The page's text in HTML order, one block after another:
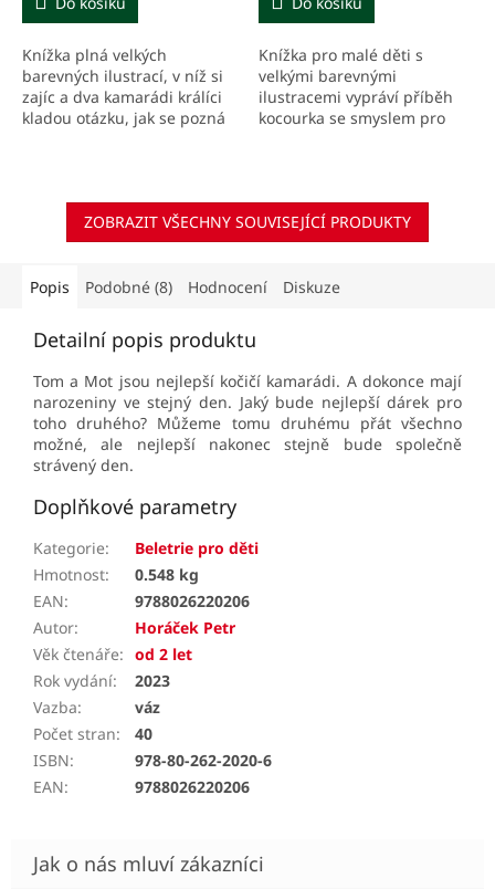
Knížka plná velkých
barevných ilustrací, v níž si
zajíc a dva kamarádi králíci
kladou otázku, jak se pozná
Knížka pro malé děti s
velkými barevnými
ilustracemi vypráví příběh
kocourka se smyslem pro
zábavou.
ZOBRAZIT VŠECHNY SOUVISEJÍCÍ PRODUKTY
Popis Podobné (8) Hodnocení Diskuze
Detailní popis produktu
Tom a Mot jsou nejlepší kočičí kamarádi. A dokonce mají
narozeniny ve stejný den. Jaký bude nejlepší dárek pro
toho druhého? Můžeme tomu druhému přát všechno
možné, ale nejlepší nakonec stejně bude společně
strávený den.
Doplňkové parametry
Kategorie:
Beletrie pro děti
Hmotnost:
0.548 kg
EAN:
9788026220206
Autor:
Horáček Petr
Věk čtenáře: od 2 let
Rok vydání:
2023
Vazba:
váz
Počet stran:
40
ISBN:
978-80-262-2020-6
EAN: 9788026220206